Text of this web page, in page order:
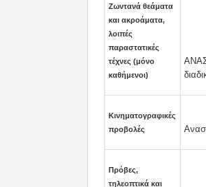
Ζωντανά θεάματα
και ακροάματα,
λοιπές
παραστατικές
τέχνες (μόνο
καθήμενοι)
Κινηματογραφικές
προβολές
Πρόβες,
τηλεοπτικά και